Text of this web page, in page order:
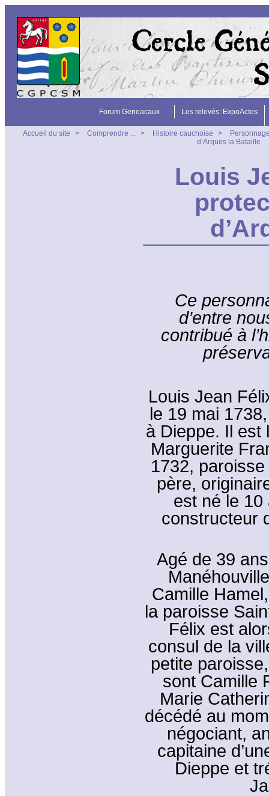
Forum Geneacaux Les relevés: ExpoActes
Accueil du site > Comprendre ... > Histoire cauchoise >
d’Arques la Bataille
Louis
Ce
d’entre
contribué à
Louis Jean
le 19 mai
à Dieppe. Il est
Marguerite
1732,
père,
est né le
constructeur
Agé de 39
Camille
la paroisse
Félix est
consul de la
petite
sont Camille
Marie
décédé au
négociant,
capitaine
Dieppe et